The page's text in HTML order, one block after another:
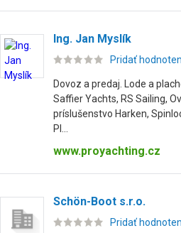
Ing. Jan Myslík
Pridať
Dovoz a predaj. Lode a
Saffier Yachts, RS Sailing,
príslušenstvo Harken,
Pl...
www.proyachting.cz
Schön-Boot s.r.o.
Pridať